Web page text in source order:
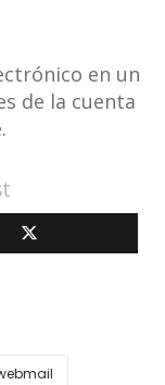
en un
de la cuenta